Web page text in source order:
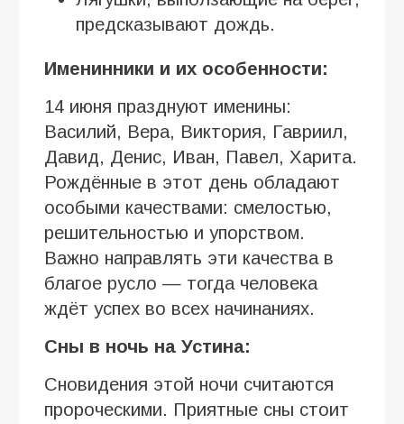
предсказывают дождь.
Именинники и их особенности:
14 июня празднуют именины:
Василий, Вера, Виктория, Гавриил,
Давид, Денис, Иван, Павел, Харита.
Рождённые в этот день обладают
особыми качествами: смелостью,
решительностью и упорством.
Важно направлять эти качества в
благое русло — тогда человека
ждёт успех во всех начинаниях.
Сны в ночь на Устина:
Сновидения этой ночи считаются
пророческими. Приятные сны стоит